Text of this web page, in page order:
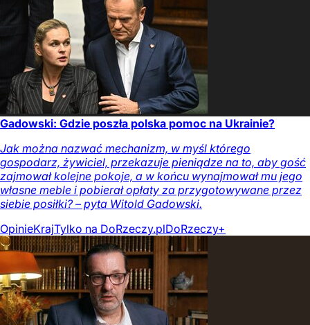
Gadowski: Gdzie poszła polska pomoc na Ukrainie?
Jak można nazwać mechanizm, w myśl którego
gospodarz, żywiciel, przekazuje pieniądze na to, aby gość
zajmował kolejne pokoje, a w końcu wynajmował mu jego
własne meble i pobierał opłaty za przygotowywane przez
siebie posiłki? – pyta Witold Gadowski.
OpinieKrajTylko na DoRzeczy.plDoRzeczy+